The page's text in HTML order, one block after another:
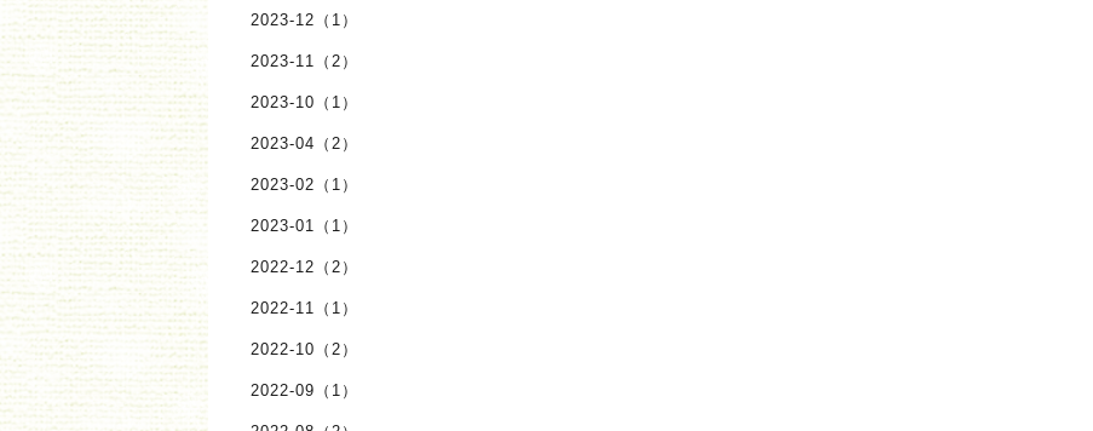
2023-12（1）
2023-11（2）
2023-10（1）
2023-04（2）
2023-02（1）
2023-01（1）
2022-12（2）
2022-11（1）
2022-10（2）
2022-09（1）